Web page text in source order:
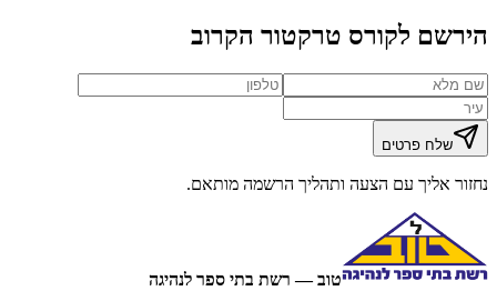
הירשם לקורס טרקטור הקרוב
שלח פרטים
נחזור אליך עם הצעה ותהליך הרשמה מותאם.
טוב — רשת בתי ספר לנהיגה